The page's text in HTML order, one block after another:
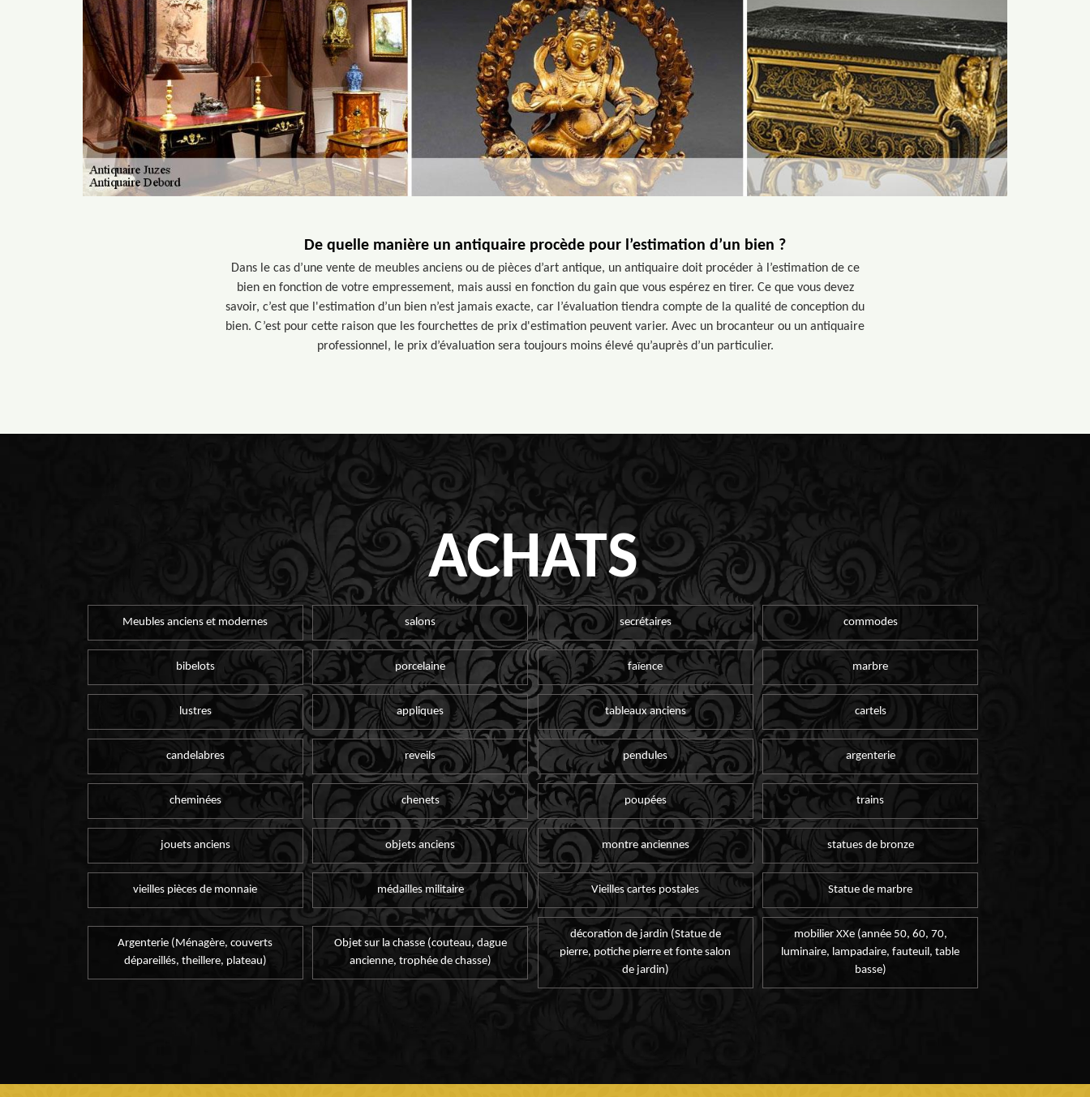
De quelle manière un antiquaire procède pour l’estimation d’un bien ?
Dans le cas d’une vente de meubles anciens ou de pièces d’art antique, un antiquaire doit procéder à l’estimation de ce
bien en fonction de votre empressement, mais aussi en fonction du gain que vous espérez en tirer. Ce que vous devez
savoir, c’est que l'estimation d’un bien n’est jamais exacte, car l’évaluation tiendra compte de la qualité de conception du
bien. C’est pour cette raison que les fourchettes de prix d'estimation peuvent varier. Avec un brocanteur ou un antiquaire
professionnel, le prix d’évaluation sera toujours moins élevé qu’auprès d’un particulier.
ACHATS
Meubles anciens et modernes salons secrétaires commodes
bibelots porcelaine faïence marbre
lustres appliques tableaux anciens cartels
candelabres reveils pendules argenterie
cheminées chenets poupées trains
jouets anciens objets anciens montre anciennes statues de bronze
vieilles pièces de monnaie médailles militaire Vieilles cartes postales Statue de marbre
Argenterie (Ménagère, couverts
dépareillés, theillere, plateau)
Objet sur la chasse (couteau, dague
ancienne, trophée de chasse)
décoration de jardin (Statue de
pierre, potiche pierre et fonte salon
de jardin)
mobilier XXe (année 50, 60, 70,
luminaire, lampadaire, fauteuil, table
basse)